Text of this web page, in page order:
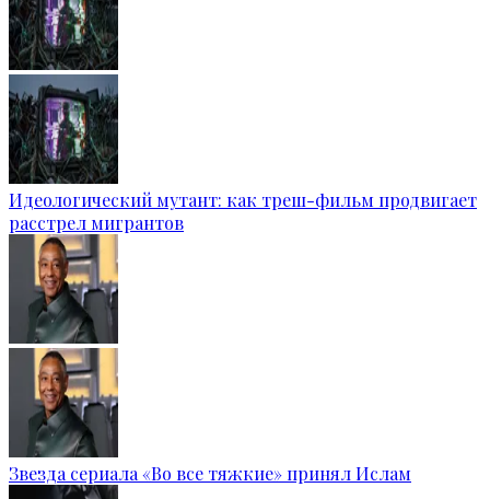
Идеологический мутант: как треш-фильм продвигает
расстрел мигрантов
Звезда сериала «Во все тяжкие» принял Ислам